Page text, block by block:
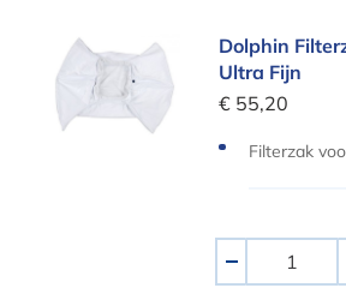
Dolphin Filterzak Wave 100
Dolphin
Ultra Fijn
€ 55,20
Filterzak